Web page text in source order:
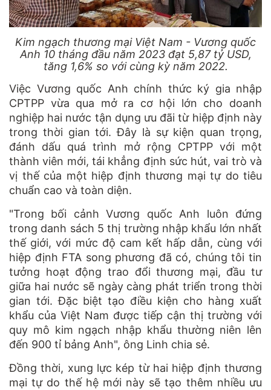
Kim ngạch thương mại Việt Nam - Vương quốc
Anh 10 tháng đầu năm 2023 đạt 5,87 tỷ USD,
tăng 1,6% so với cùng kỳ năm 2022.
Việc Vương quốc Anh chính thức ký gia nhập
CPTPP vừa qua mở ra cơ hội lớn cho doanh
nghiệp hai nước tận dụng ưu đãi từ hiệp định này
trong thời gian tới. Đây là sự kiện quan trọng,
đánh dấu quá trình mở rộng CPTPP với một
thành viên mới, tái khẳng định sức hút, vai trò và
vị thế của một hiệp định thương mại tự do tiêu
chuẩn cao và toàn diện.
"Trong bối cảnh Vương quốc Anh luôn đứng
trong danh sách 5 thị trường nhập khẩu lớn nhất
thế giới, với mức độ cam kết hấp dẫn, cùng với
hiệp định FTA song phương đã có, chúng tôi tin
tưởng hoạt động trao đổi thương mại, đầu tư
giữa hai nước sẽ ngày càng phát triển trong thời
gian tới. Đặc biệt tạo điều kiện cho hàng xuất
khẩu của Việt Nam được tiếp cận thị trường với
quy mô kim ngạch nhập khẩu thường niên lên
đến 900 tỉ bảng Anh", ông Linh chia sẻ.
Đồng thời, xung lực kép từ hai hiệp định thương
mại tự do thế hệ mới này sẽ tạo thêm nhiều ưu